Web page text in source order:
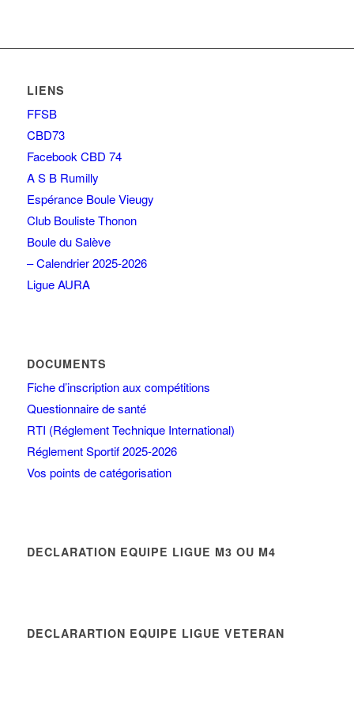
LIENS
FFSB
CBD73
Facebook CBD 74
A S B Rumilly
Espérance Boule Vieugy
Club Bouliste Thonon
Boule du Salève
– Calendrier 2025-2026
Ligue AURA
DOCUMENTS
Fiche d’inscription aux compétitions
Questionnaire de santé
RTI (Réglement Technique International)
Réglement Sportif 2025-2026
Vos points de catégorisation
DECLARATION EQUIPE LIGUE M3 OU M4
DECLARARTION EQUIPE LIGUE VETERAN